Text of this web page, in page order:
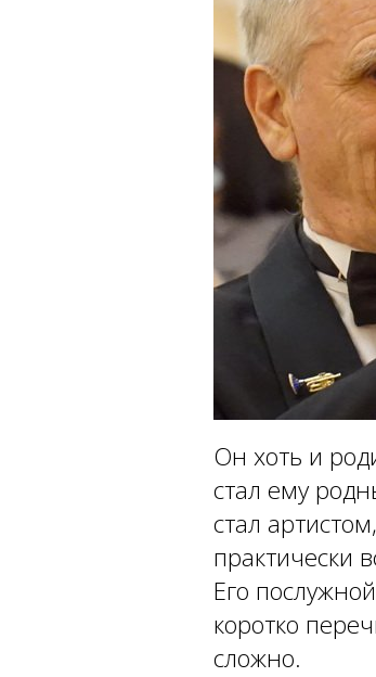
Он хоть и
стал ему
стал
практически
Его
коротко
сложно.